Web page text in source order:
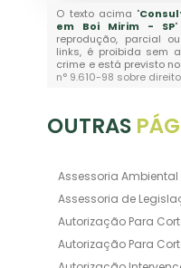
O texto acima "
em Boi Mirim - SP
reprodução, parcial
links, é proibida sem
crime e está previsto
n° 9.610-98 sobre
OUTRAS
Assessoria Ambiental
Assessoria de
Autorização Para
Autorização Para